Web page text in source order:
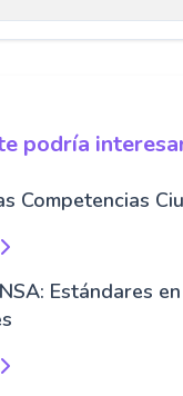
podría
Competencias
Estándares